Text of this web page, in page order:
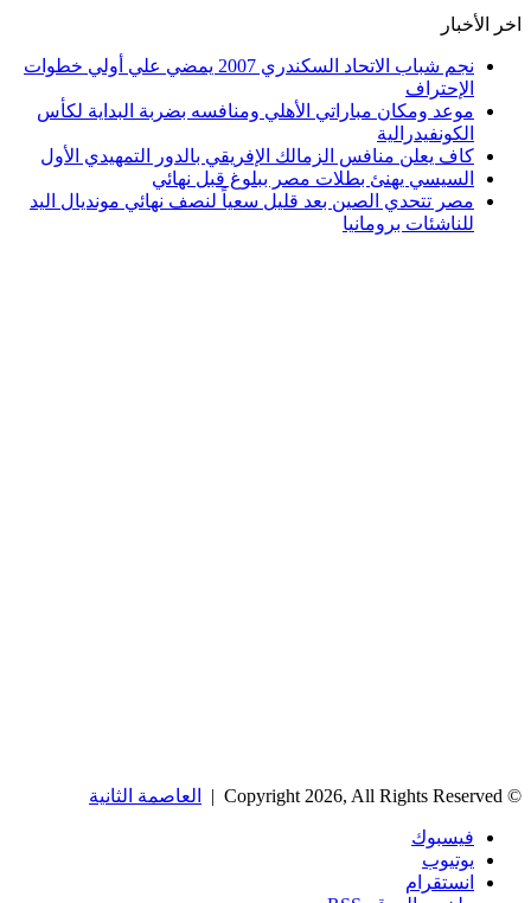
اخر الأخبار
نجم شباب الاتحاد السكندري 2007 يمضي علي أولي خطوات
الإحتراف
موعد ومكان مباراتي الأهلي ومنافسه بضربة البداية لكأس
الكونفيدرالية
كاف يعلن منافس الزمالك الإفريقي بالدور التمهيدي الأول
السيسي يهنئ بطلات مصر ببلوغ قبل نهائي
مصر تتحدي الصين بعد قليل سعياً لنصف نهائي مونديال اليد
للناشئات برومانيا
© Copyright 2026, All Rights Reserved | العاصمة الثانية
فيسبوك
يوتيوب
انستقرام